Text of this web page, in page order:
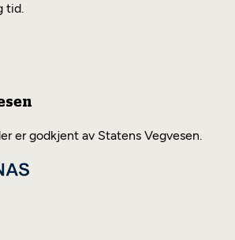
tid.
er godkjent av Statens Vegvesen.